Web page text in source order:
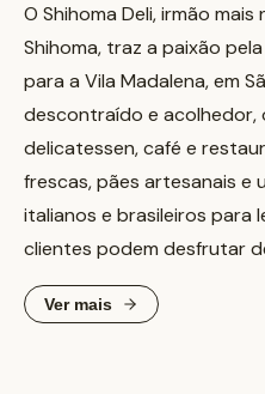
O Shihoma Deli, irmão
Shihoma, traz a paixão
para a Vila Madalena, em
descontraído e acolhedor,
delicatessen, café e
frescas, pães artesanais e
italianos e brasileiros para
clientes podem desfrutar
a mesma qualidade da
como o tonarelli alla
Ver mais